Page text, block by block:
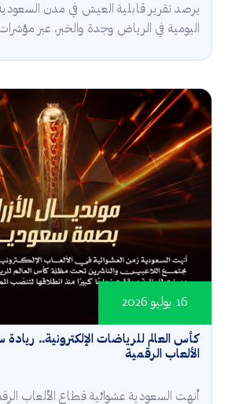
اليومية في الرياض وجدة والخبر، عبر
كأس العالم للرياضات الإلكترونية..
الألعاب الرقمية
16 يوليو 2026
أنهت السعودية عشوائية قطاع الألعاب